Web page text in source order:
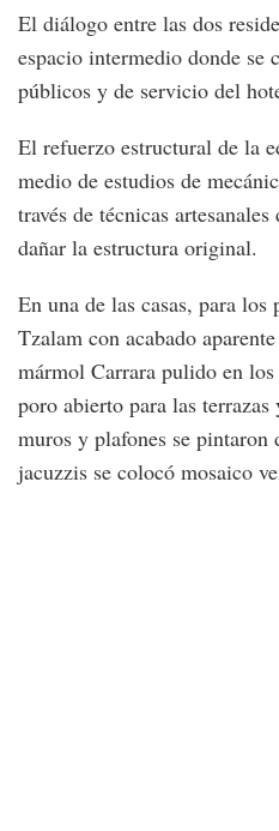
El diálogo entre las dos
espacio intermedio donde se
públicos y de servicio del
El refuerzo estructural de la
medio de estudios de
través de técnicas
dañar la estructura original.
En una de las casas, para los
Tzalam con acabado
mármol Carrara pulido en
poro abierto para las terrazas
muros y plafones se
jacuzzis se colocó mosaico